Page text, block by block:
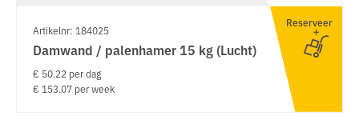
Artikelnr: 184025
Damwand / palenhamer 15 kg (Lucht)
€ 50.22 per dag
€ 153.07 per week
Reserveer